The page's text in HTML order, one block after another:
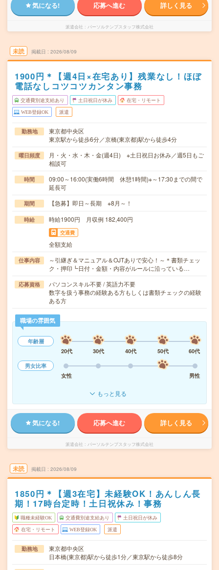
気になる! 応募へ進む 詳しく見る
派遣会社 パーソルテンプスタッフ株式会社
未読 掲載日 2026/08/09
1900円＊【週4日×在宅あり】残業なし！ほぼ
電話なしコツコツカンタン事務
交通費別途支給あり 土日祝日が休み 在宅・リモート
WEB登録OK 派遣
勤務地
東京都中央区
東京駅から徒歩6分／京橋(東京都)駅から徒歩4分
曜日頻度
月・火・水・木・金(週4日) ※土日祝日お休み／週5日もご
相談可
時間
09:00～16:00(実働6時間 休憩1時間)※～17:30までの間で
延長可
期間 【急募】即日～長期 ※8月～！
時給 時給1900円 月収例 182,400円
交通費
全額支給
仕事内容
～引継ぎ＆マニュアル＆OJTありで安心！～＊書類チェッ
ク・押印┗日付・金額・内容がルールに沿っている…
応募資格
パソコンスキル不要 / 英語力不要
数字を扱う事務の経験ある方もしくは書類チェックの経験
ある方
職場の雰囲気
年齢層
20代
30代 40代 50代
60代
男女比率
女性
男性
もっと見る
気になる! 応募へ進む 詳しく見る
派遣会社 パーソルテンプスタッフ株式会社
未読 掲載日 2026/08/09
1850円＊【週3在宅】未経験OK！あんしん長
期！17時台定時！土日祝休み！事務
職種未経験OK 交通費別途支給あり 土日祝日が休み
在宅・リモート WEB登録OK 派遣
勤務地
東京都中央区
日本橋(東京都)駅から徒歩1分／東京駅から徒歩8分